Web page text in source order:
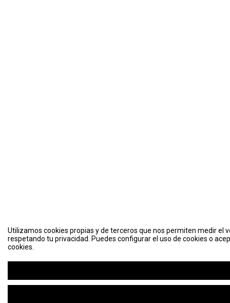
Utilizamos cookies propias y de terceros que nos permiten medir el
respetando tu privacidad. Puedes configurar el uso de cookies o
cookies.